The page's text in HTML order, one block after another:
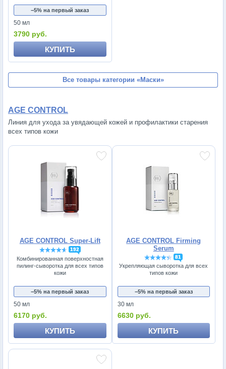
−5% на первый заказ
50 мл
3790 руб.
КУПИТЬ
Все товары категории «Маски»
AGE CONTROL
Линия для ухода за увядающей кожей и профилактики старения
всех типов кожи
AGE CONTROL Super-Lift
192
Комбинированная поверхностная
пилинг-сыворотка для всех типов
кожи
−5% на первый заказ
50 мл
6170 руб.
КУПИТЬ
AGE CONTROL Firming
Serum
81
Укрепляющая сыворотка для всех
типов кожи
−5% на первый заказ
30 мл
6630 руб.
КУПИТЬ